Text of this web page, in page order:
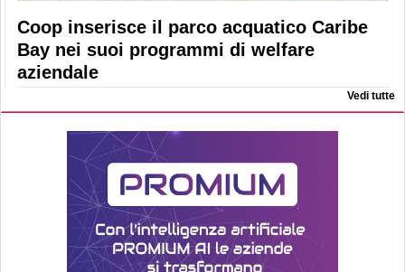
Coop inserisce il parco acquatico Caribe
Bay nei suoi programmi di welfare
aziendale
Vedi tutte